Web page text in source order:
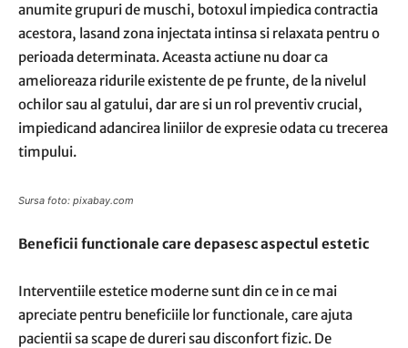
anumite grupuri de muschi, botoxul impiedica contractia
acestora, lasand zona injectata intinsa si relaxata pentru o
perioada determinata. Aceasta actiune nu doar ca
amelioreaza ridurile existente de pe frunte, de la nivelul
ochilor sau al gatului, dar are si un rol preventiv crucial,
impiedicand adancirea liniilor de expresie odata cu trecerea
timpului.
Sursa foto: pixabay.com
Beneficii functionale care depasesc aspectul estetic
Interventiile estetice moderne sunt din ce in ce mai
apreciate pentru beneficiile lor functionale, care ajuta
pacientii sa scape de dureri sau disconfort fizic. De